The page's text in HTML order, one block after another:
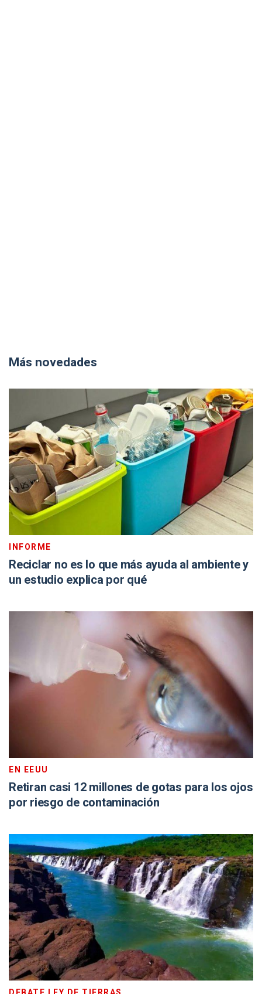
Más novedades
INFORME
Reciclar no es lo que más ayuda al ambiente y
un estudio explica por qué
EN EEUU
Retiran casi 12 millones de gotas para los ojos
por riesgo de contaminación